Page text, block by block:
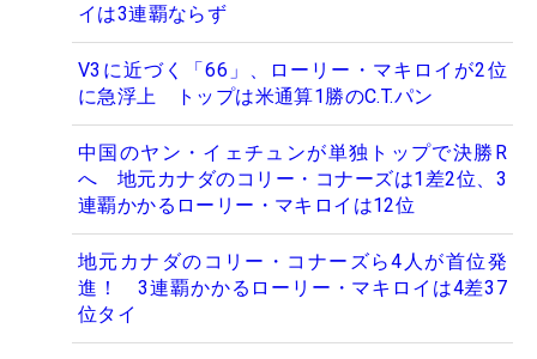
イは3連覇ならず
V3に近づく「66」、ローリー・マキロイが2位
に急浮上 トップは米通算1勝のC.T.パン
中国のヤン・イェチュンが単独トップで決勝R
へ 地元カナダのコリー・コナーズは1差2位、3
連覇かかるローリー・マキロイは12位
地元カナダのコリー・コナーズら4人が首位発
進！ 3連覇かかるローリー・マキロイは4差37
位タイ